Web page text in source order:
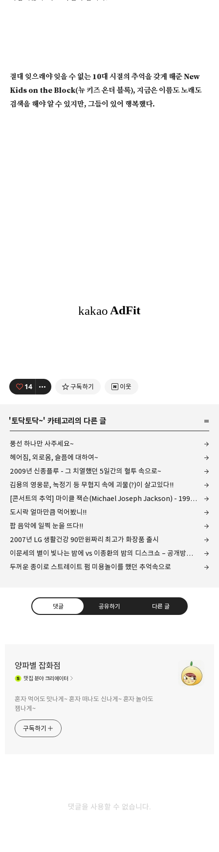
절대 잊으래야 잊을 수 없는 10대 시절의 추억을 갖게 해준 New
Kids on the Block(뉴 키즈 온더 블록), 지금은 이름도 노래도
검색을 해야 알 수 있지만, 그들이 있어 행복했다.
14 구독하기 이웃
'토닥토닥~' 카테고리의 다른 글
풍선 하나만 사주세요~
헤어짐, 외로움, 슬픔에 대하여~
2009년 신종플루 - 그 치열했던 5일간의 혈투 속으로~
김용의 영웅문, 녹정기 등 무협지 속에 괴물(?)이 살고있다!!
[콘서트의 추억] 마이클 잭슨(Michael Joseph Jackson) - 1996년 첫 내한공연 현장 속으로...
도시락 얼마만큼 먹어봤니!!
팝 음악에 일찍 눈을 뜨다!!
2007년 LG 생활건강 90만원짜리 최고가 화장품 출시
이문세의 별이 빛나는 밤에 vs 이종환의 밤의 디스크쇼 – 공개방송의 양대 산맥
두꺼운 종이로 스트레이트 펌 미용놀이를 했던 추억속으로
댓글 공유하기 다른 글
양파별 잡화점
맛집 분야 크리에이터
혼자 먹어도 맛나게~ 혼자 떠나도 신나게~ 혼자 놀아도
잼나게~
구독하기
댓글을 사용할 수 없습니다.
둘째는 첫째가 하는 모든 일을 따라서 그대로 행동하곤 합니다. 저 역시